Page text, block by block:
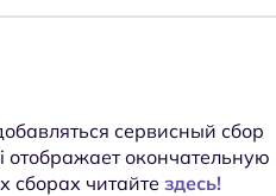
сервисный сбор
отображает окончательную
сборах читайте здесь!